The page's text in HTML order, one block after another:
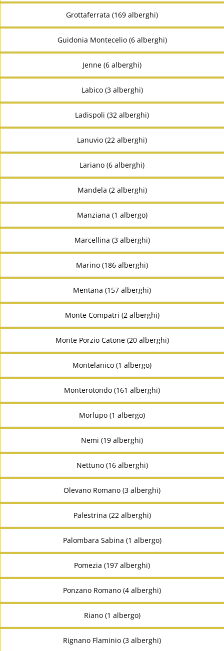
Grottaferrata (169 alberghi)
Guidonia Montecelio (6 alberghi)
Jenne (6 alberghi)
Labico (3 alberghi)
Ladispoli (32 alberghi)
Lanuvio (22 alberghi)
Lariano (6 alberghi)
Mandela (2 alberghi)
Manziana (1 albergo)
Marcellina (3 alberghi)
Marino (186 alberghi)
Mentana (157 alberghi)
Monte Compatri (2 alberghi)
Monte Porzio Catone (20 alberghi)
Montelanico (1 albergo)
Monterotondo (161 alberghi)
Morlupo (1 albergo)
Nemi (19 alberghi)
Nettuno (16 alberghi)
Olevano Romano (3 alberghi)
Palestrina (22 alberghi)
Palombara Sabina (1 albergo)
Pomezia (197 alberghi)
Ponzano Romano (4 alberghi)
Riano (1 albergo)
Rignano Flaminio (3 alberghi)